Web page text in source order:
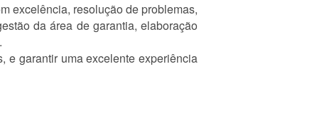
excelência, resolução de problemas,
da área de garantia, elaboração
e garantir uma excelente experiência